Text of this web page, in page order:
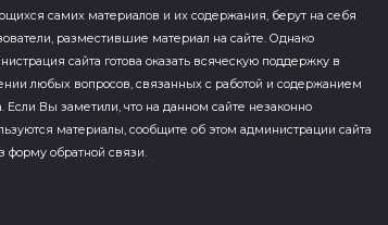
самих материалов и их содержания, берут на себя
разместившие материал на сайте. Однако
сайта готова оказать всяческую поддержку в
любых вопросов, связанных с работой и содержанием
Если Вы заметили, что на данном сайте незаконно
материалы, сообщите об этом администрации сайта
форму обратной связи.